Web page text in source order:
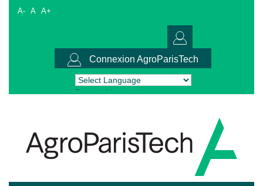
A- A A+
Connexion AgroParisTech
Powered by Translate